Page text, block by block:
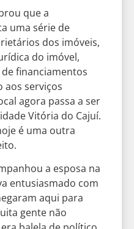
que a
uma série de
dos imóveis,
do imóvel,
financiamentos
aos serviços
agora passa a ser
Vitória do Cajuí.
é uma outra
a esposa na
entusiasmado com
aqui para
gente não